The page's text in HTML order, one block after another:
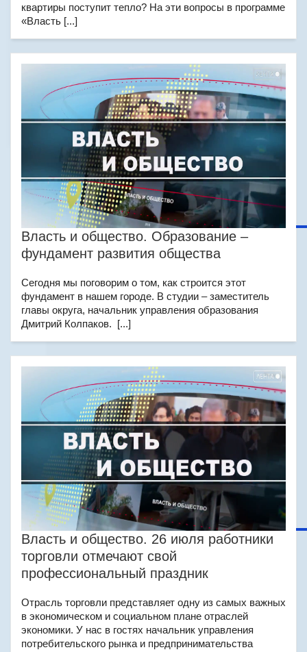
квартиры поступит тепло? На эти вопросы в программе
«Власть [...]
Власть и общество. Образование –
фундамент развития общества
Сегодня мы поговорим о том, как строится этот
фундамент в нашем городе. В студии – заместитель
главы округа, начальник управления образования
Дмитрий Колпаков. [...]
Власть и общество. 26 июля работники
торговли отмечают свой
профессиональный праздник
Отрасль торговли представляет одну из самых важных
в экономическом и социальном плане отраслей
экономики. У нас в гостях начальник управления
потребительского рынка и предпринимательства